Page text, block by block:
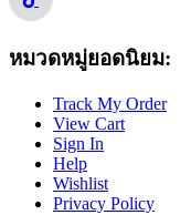
หมวดหมู่ยอดนิยม:
Track My Order
View Cart
Sign In
Help
Wishlist
Privacy Policy